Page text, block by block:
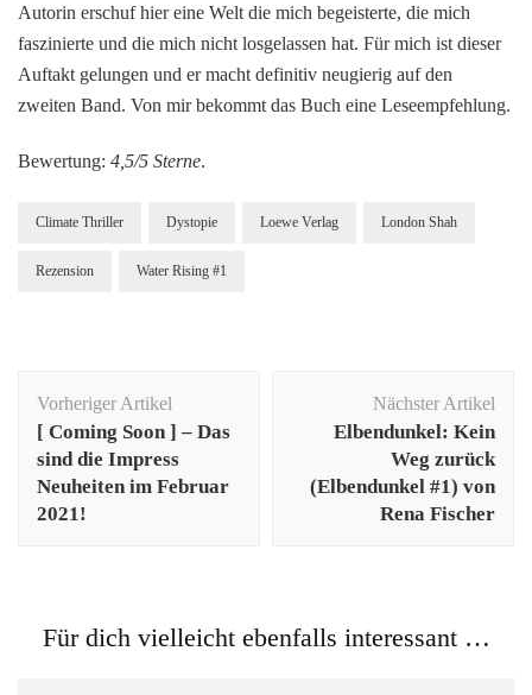
Autorin erschuf hier eine Welt die mich begeisterte, die mich
faszinierte und die mich nicht losgelassen hat. Für mich ist dieser
Auftakt gelungen und er macht definitiv neugierig auf den
zweiten Band. Von mir bekommt das Buch eine Leseempfehlung.
Bewertung: 4,5/5 Sterne.
Climate Thriller Dystopie Loewe Verlag London Shah
Rezension Water Rising #1
Vorheriger Artikel
[ Coming Soon ] – Das
sind die Impress
Neuheiten im Februar
2021!
Nächster Artikel
Elbendunkel: Kein
Weg zurück
(Elbendunkel #1) von
Rena Fischer
Für dich vielleicht ebenfalls interessant …